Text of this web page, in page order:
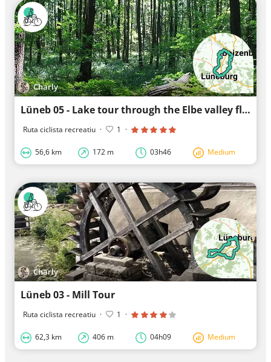
Charly
Lüneb 05 - Lake tour through the Elbe valley floodplains
Ruta ciclista recreatiu · 1 ·
56,6 km 172 m 03h46 Medium
Charly
Lüneb 03 - Mill Tour
Ruta ciclista recreatiu · 1 ·
62,3 km 406 m 04h09 Medium